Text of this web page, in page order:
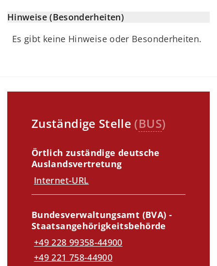
Hinweise (Besonderheiten)
Es gibt keine Hinweise oder Besonderheiten.
Zuständige Stelle (BUS)
Örtlich zuständige deutsche
Auslandsvertretung
Internet-URL
Bundesverwaltungsamt (BVA) -
Staatsangehörigkeitsbehörde
+49 228 99358-44900
+49 221 758-44900